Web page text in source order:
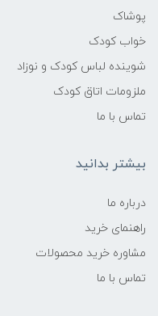
پوشاک
خواب کودک
شوینده لباس کودک و نوزاد
ملزومات اتاق کودک
تماس با ما
بیشتر بدانید
درباره ما
راهنمای خرید
مشاوره خرید محصولات
تماس با ما